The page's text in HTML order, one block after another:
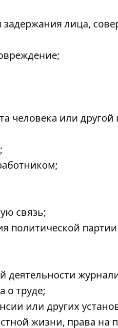
лица,
человека или
связь;
политической
деятельности
о труде;
или других
жизни, права на